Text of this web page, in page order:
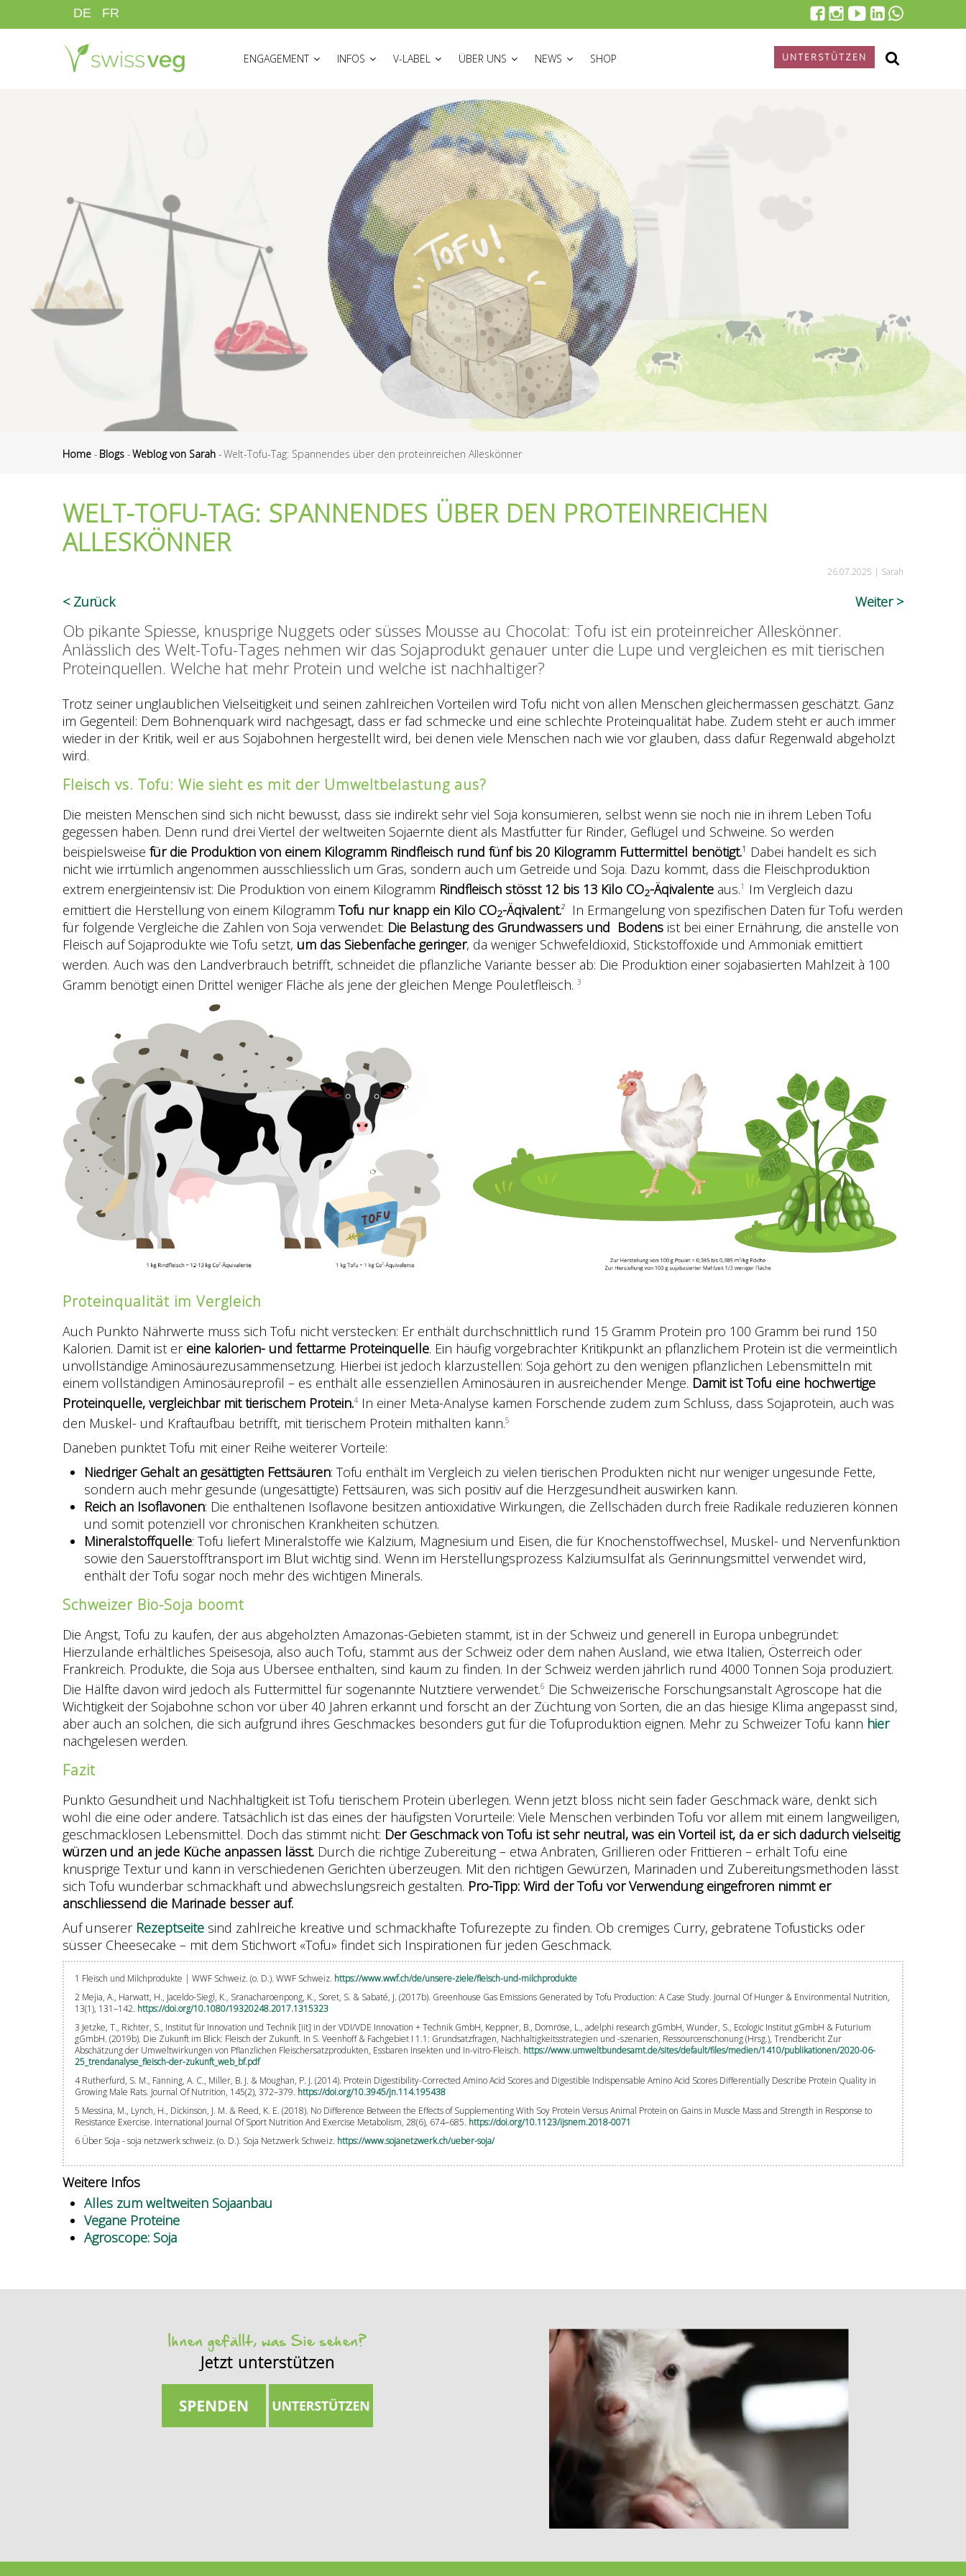
zum
DE FR
ENGAGEMENT
INFOS V-LABEL ÜBER UNS NEWS SHOP UNTERSTÜTZEN
Home - Blogs -Weblog von Sarah -Welt-Tofu-Tag: Spannendes über den proteinreichen Alleskönner
WELT-TOFU-TAG: SPANNENDES ÜBER DEN PROTEINREICHEN
ALLESKÖNNER
26.07.2025 | Sarah
Zurück Weiter
Ob pikante Spiesse, knusprige Nuggets oder süsses Mousse au Chocolat: Tofu ist ein proteinreicher Alleskönner.
Anlässlich des Welt-Tofu-Tages nehmen wir das Sojaprodukt genauer unter die Lupe und vergleichen es mit tierischen
Proteinquellen. Welche hat mehr Protein und welche ist nachhaltiger?
Trotz seiner unglaublichen Vielseitigkeit und seinen zahlreichen Vorteilen wird Tofu nicht von allen Menschen gleichermassen geschätzt. Ganz
im Gegenteil: Dem Bohnenquark wird nachgesagt, dass er fad schmecke und eine schlechte Proteinqualität habe. Zudem steht er auch immer
wieder in der Kritik, weil er aus Sojabohnen hergestellt wird, bei denen viele Menschen nach wie vor glauben, dass dafür Regenwald abgeholzt
wird.
Fleisch vs. Tofu: Wie sieht es mit der Umweltbelastung aus?
Die meisten Menschen sind sich nicht bewusst, dass sie indirekt sehr viel Soja konsumieren, selbst wenn sie noch nie in ihrem Leben Tofu
gegessen haben. Denn rund drei Viertel der weltweiten Sojaernte dient als Mastfutter für Rinder, Geflügel und Schweine. So werden
beispielsweise für die Produktion von einem Kilogramm Rindfleisch rund fünf bis 20 Kilogramm Futtermittel benötigt.1
Dabei handelt es sich
nicht wie irrtümlich angenommen ausschliesslich um Gras, sondern auch um Getreide und Soja. Dazu kommt, dass die Fleischproduktion
extrem energieintensiv ist: Die Produktion von einem Kilogramm Rindfleisch stösst 12 bis 13 Kilo CO2-Äqivalente aus.1
Im Vergleich dazu
emittiert die Herstellung von einem Kilogramm Tofu nur knapp ein Kilo CO2-Äqivalent.2
In Ermangelung von spezifischen Daten für Tofu werden
für folgende Vergleiche die Zahlen von Soja verwendet: Die Belastung des Grundwassers und Bodens ist bei einer Ernährung, die anstelle von
Fleisch auf Sojaprodukte wie Tofu setzt, um das Siebenfache geringer, da weniger Schwefeldioxid, Stickstoffoxide und Ammoniak emittiert
werden. Auch was den Landverbrauch betrifft, schneidet die pflanzliche Variante besser ab: Die Produktion einer sojabasierten Mahlzeit à 100
Gramm benötigt einen Drittel weniger Fläche als jene der gleichen Menge Pouletfleisch. 3
Proteinqualität im Vergleich
Auch Punkto Nährwerte muss sich Tofu nicht verstecken: Er enthält durchschnittlich rund 15 Gramm Protein pro 100 Gramm bei rund 150
Kalorien. Damit ist er eine kalorien- und fettarme Proteinquelle. Ein häufig vorgebrachter Kritikpunkt an pflanzlichem Protein ist die vermeintlich
unvollständige Aminosäurezusammensetzung. Hierbei ist jedoch klarzustellen: Soja gehört zu den wenigen pflanzlichen Lebensmitteln mit
einem vollständigen Aminosäureprofil – es enthält alle essenziellen Aminosäuren in ausreichender Menge. Damit ist Tofu eine hochwertige
Proteinquelle, vergleichbar mit tierischem Protein.4 In einer Meta-Analyse kamen Forschende zudem zum Schluss, dass Sojaprotein, auch was
den Muskel- und Kraftaufbau betrifft, mit tierischem Protein mithalten kann.5
Daneben punktet Tofu mit einer Reihe weiterer Vorteile:
Niedriger Gehalt an gesättigten Fettsäuren: Tofu enthält im Vergleich zu vielen tierischen Produkten nicht nur weniger ungesunde Fette,
sondern auch mehr gesunde (ungesättigte) Fettsäuren, was sich positiv auf die Herzgesundheit auswirken kann.
Reich an Isoflavonen: Die enthaltenen Isoflavone besitzen antioxidative Wirkungen, die Zellschäden durch freie Radikale reduzieren können
und somit potenziell vor chronischen Krankheiten schützen.
Mineralstoffquelle: Tofu liefert Mineralstoffe wie Kalzium, Magnesium und Eisen, die für Knochenstoffwechsel, Muskel- und Nervenfunktion
sowie den Sauerstofftransport im Blut wichtig sind. Wenn im Herstellungsprozess Kalziumsulfat als Gerinnungsmittel verwendet wird,
enthält der Tofu sogar noch mehr des wichtigen Minerals.
Schweizer Bio-Soja boomt
Die Angst, Tofu zu kaufen, der aus abgeholzten Amazonas-Gebieten stammt, ist in der Schweiz und generell in Europa unbegründet:
Hierzulande erhältliches Speisesoja, also auch Tofu, stammt aus der Schweiz oder dem nahen Ausland, wie etwa Italien, Österreich oder
Frankreich. Produkte, die Soja aus Übersee enthalten, sind kaum zu finden. In der Schweiz werden jährlich rund 4000 Tonnen Soja produziert.
Die Hälfte davon wird jedoch als Futtermittel für sogenannte Nutztiere verwendet.6 Die Schweizerische Forschungsanstalt Agroscope hat die
Wichtigkeit der Sojabohne schon vor über 40 Jahren erkannt und forscht an der Züchtung von Sorten, die an das hiesige Klima angepasst sind,
aber auch an solchen, die sich aufgrund ihres Geschmackes besonders gut für die Tofuproduktion eignen. Mehr zu Schweizer Tofu kann hier
nachgelesen werden.
Fazit
Punkto Gesundheit und Nachhaltigkeit ist Tofu tierischem Protein überlegen. Wenn jetzt bloss nicht sein fader Geschmack wäre, denkt sich
wohl die eine oder andere. Tatsächlich ist das eines der häufigsten Vorurteile: Viele Menschen verbinden Tofu vor allem mit einem langweiligen,
geschmacklosen Lebensmittel. Doch das stimmt nicht: Der Geschmack von Tofu ist sehr neutral, was ein Vorteil ist, da er sich dadurch vielseitig
würzen und an jede Küche anpassen lässt. Durch die richtige Zubereitung – etwa Anbraten, Grillieren oder Frittieren – erhält Tofu eine
knusprige Textur und kann in verschiedenen Gerichten überzeugen. Mit den richtigen Gewürzen, Marinaden und Zubereitungsmethoden lässt
sich Tofu wunderbar schmackhaft und abwechslungsreich gestalten. Pro-Tipp: Wird der Tofu vor Verwendung eingefroren nimmt er
anschliessend die Marinade besser auf.
Auf unsererRezeptseite sind zahlreiche kreative und schmackhafte Tofurezepte zu finden. Ob cremiges Curry, gebratene Tofusticks oder
süsser Cheesecake – mit dem Stichwort «Tofu» findet sich Inspirationen für jeden Geschmack.
1 Fleisch und Milchprodukte | WWF Schweiz. (o. D.). WWF Schweiz. https://www.wwf.ch/de/unsere-ziele/fleisch-und-milchprodukte
2 Mejia, A., Harwatt, H., Jaceldo-Siegl, K., Sranacharoenpong, K., Soret, S. & Sabaté, J. (2017b). Greenhouse Gas Emissions Generated by Tofu Production: A Case Study. Journal Of Hunger & Environmental Nutrition,
13(1), 131–142. https://doi.org/10.1080/19320248.2017.1315323
3 Jetzke, T., Richter, S., Institut für Innovation und Technik [iit] in der VDI/VDE Innovation + Technik GmbH, Keppner, B., Domröse, L., adelphi research gGmbH, Wunder, S., Ecologic Institut gGmbH & Futurium
gGmbH. (2019b). Die Zukunft im Blick: Fleisch der Zukunft. In S. Veenhoff & Fachgebiet I 1.1: Grundsatzfragen, Nachhaltigkeitsstrategien und -szenarien, Ressourcenschonung (Hrsg.), Trendbericht Zur
Abschätzung der Umweltwirkungen von Pflanzlichen Fleischersatzprodukten, Essbaren Insekten und In-vitro-Fleisch. https://www.umweltbundesamt.de/sites/default/files/medien/1410/publikationen/2020-06-
25_trendanalyse_fleisch-der-zukunft_web_bf.pdf
4 Rutherfurd, S. M., Fanning, A. C., Miller, B. J. & Moughan, P. J. (2014). Protein Digestibility-Corrected Amino Acid Scores and Digestible Indispensable Amino Acid Scores Differentially Describe Protein Quality in
Growing Male Rats. Journal Of Nutrition, 145(2), 372–379. https://doi.org/10.3945/jn.114.195438
5 Messina, M., Lynch, H., Dickinson, J. M. & Reed, K. E. (2018). No Difference Between the Effects of Supplementing With Soy Protein Versus Animal Protein on Gains in Muscle Mass and Strength in Response to
Resistance Exercise. International Journal Of Sport Nutrition And Exercise Metabolism, 28(6), 674–685. https://doi.org/10.1123/ijsnem.2018-0071
6 Über Soja - soja netzwerk schweiz. (o. D.). Soja Netzwerk Schweiz. https://www.sojanetzwerk.ch/ueber-soja/
Weitere Infos
Alles zum weltweiten Sojaanbau
Vegane Proteine
Agroscope: Soja
Ihnen gefällt, was Sie sehen?
Jetzt unterstützen